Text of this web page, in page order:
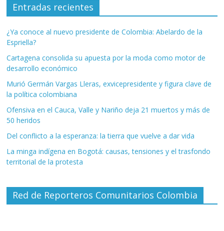
Entradas recientes
¿Ya conoce al nuevo presidente de Colombia: Abelardo de la
Espriella?
Cartagena consolida su apuesta por la moda como motor de
desarrollo económico
Murió Germán Vargas Lleras, exvicepresidente y figura clave de
la política colombiana
Ofensiva en el Cauca, Valle y Nariño deja 21 muertos y más de
50 heridos
Del conflicto a la esperanza: la tierra que vuelve a dar vida
La minga indígena en Bogotá: causas, tensiones y el trasfondo
territorial de la protesta
Red de Reporteros Comunitarios Colombia